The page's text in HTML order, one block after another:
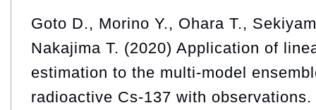
Goto D., Morino Y., Ohara T.,
Nakajima T. (2020) Application of
estimation to the multi-model
radioactive Cs-137 with